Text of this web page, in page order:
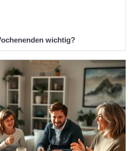
wichtig?